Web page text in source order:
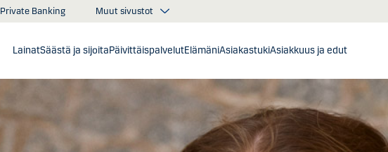
Private Banking Muut sivustot
LainatSäästä ja sijoitaPäivittäispalvelutElämäniAsiakastukiAsiakkuus ja edut